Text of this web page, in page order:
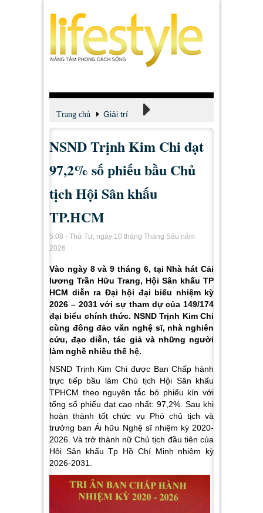
Trang chủ Giải trí
Xem - Nghe - Đọc
NSND Trịnh Kim Chi đạt
97,2% số phiếu bầu Chủ
tịch Hội Sân khấu
TP.HCM
5:08 - Thứ Tư, ngày 10 tháng Tháng Sáu năm
2026
Vào ngày 8 và 9 tháng 6, tại Nhà hát Cải
lương Trần Hữu Trang, Hội Sân khấu TP
HCM diễn ra Đại hội đại biểu nhiệm kỳ
2026 – 2031 với sự tham dự của 149/174
đại biểu chính thức. NSND Trịnh Kim Chi
cùng đông đảo văn nghệ sĩ, nhà nghiên
cứu, đạo diễn, tác giả và những người
làm nghề nhiều thế hệ.
NSND Trịnh Kim Chi được Ban Chấp hành
trực tiếp bầu làm Chủ tịch Hội Sân khấu
TPHCM theo nguyên tắc bỏ phiếu kín với
tổng số phiếu đạt cao nhất: 97,2%. Sau khi
hoàn thành tốt chức vụ Phó chủ tịch và
trưởng ban Ái hữu Nghệ sĩ nhiệm kỳ 2020-
2026. Và trở thành nữ Chủ tịch đầu tiên của
Hội Sân khấu Tp Hồ Chí Minh nhiệm kỳ
2026-2031.